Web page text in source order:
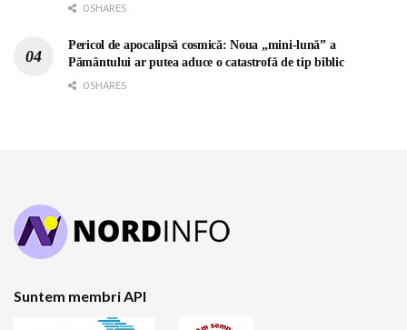
0 SHARES
Pericol de apocalipsă cosmică: Noua „mini-lună” a
Pământului ar putea aduce o catastrofă de tip biblic
0 SHARES
Suntem membri API